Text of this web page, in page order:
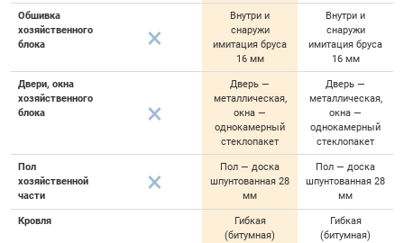
Обшивка
хозяйственного
блока
Внутри и
снаружи
имитация бруса
16 мм
Внутри и
снаружи
имитация бруса
16 мм
Двери, окна
хозяйственного
блока
Дверь —
металлическая,
окна —
однокамерный
стеклопакет
Дверь —
металлическая,
окна —
однокамерный
стеклопакет
Пол
хозяйственной
части
Пол — доска
шпунтованная 28
мм
Пол — доска
шпунтованная 28
мм
Кровля
Гибкая
(битумная)
Гибкая
(битумная)